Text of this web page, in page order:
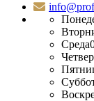
Среда